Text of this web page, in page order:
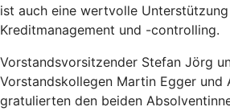
ist auch eine wertvolle
Kreditmanagement und -controlling.
Vorstandsvorsitzender Stefan Jörg
Vorstandskollegen Martin Egger und
gratulierten den beiden